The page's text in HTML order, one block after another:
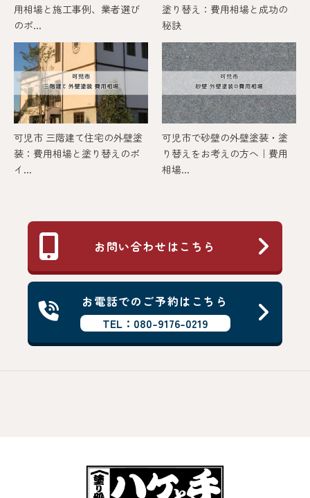
用相場と施工事例、業者選び
のポ...
塗り替え：費用相場と成功の
秘訣
可児市 三階建て住宅の外壁塗
装：費用相場と塗り替えのポ
イ...
可児市で砂壁の外壁塗装・塗
り替えをお考えの方へ｜費用
相場...
お問い合わせはこちら
お電話でのご予約はこちら
TEL：080-9176-0219